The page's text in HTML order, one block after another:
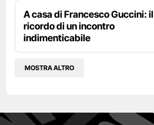
A casa di Francesco Guccini: il
ricordo di un incontro
indimenticabile
MOSTRA ALTRO